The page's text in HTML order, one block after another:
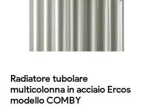
Radiatore tubolare
multicolonna in acciaio Ercos
modello COMBY